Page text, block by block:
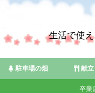
生活で使
駐車場の畑 献立
卒業